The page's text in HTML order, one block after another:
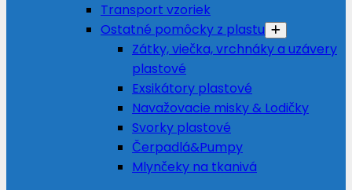
Transport vzoriek
Ostatné pomôcky z plastu
Zátky, viečka, vrchnáky a uzávery
plastové
Exsikátory plastové
Navažovacie misky & Lodičky
Svorky plastové
Čerpadlá&Pumpy
Mlynčeky na tkanivá